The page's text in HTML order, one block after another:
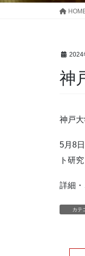
2024
神
神戸
5月8
ト研
詳細
カテ